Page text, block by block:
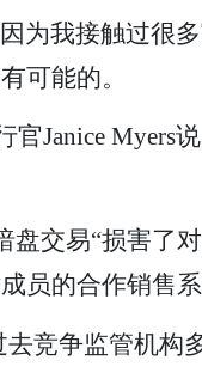
为我接触过很
可能的。
官Janice Myers
盘交易“损害了
员的合作销售
去竞争监管机构